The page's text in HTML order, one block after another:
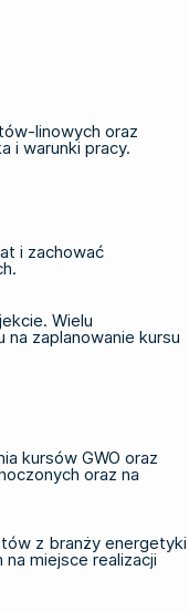
linowych oraz
i warunki pracy.
i zachować
Wielu
zaplanowanie kursu
kursów GWO oraz
oraz na
z branży energetyki
miejsce realizacji